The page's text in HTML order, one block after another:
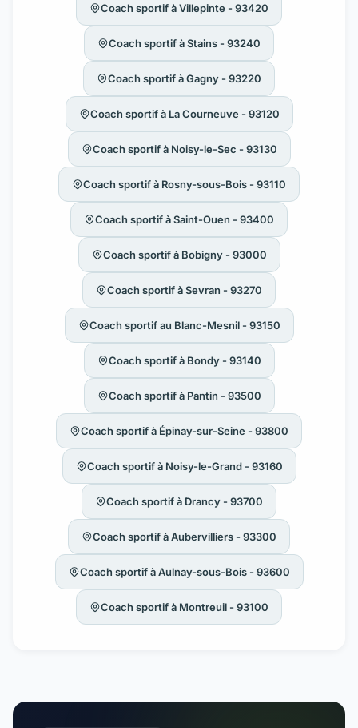
Coach sportif à Villepinte - 93420
Coach sportif à Stains - 93240
Coach sportif à Gagny - 93220
Coach sportif à La Courneuve - 93120
Coach sportif à Noisy-le-Sec - 93130
Coach sportif à Rosny-sous-Bois - 93110
Coach sportif à Saint-Ouen - 93400
Coach sportif à Bobigny - 93000
Coach sportif à Sevran - 93270
Coach sportif au Blanc-Mesnil - 93150
Coach sportif à Bondy - 93140
Coach sportif à Pantin - 93500
Coach sportif à Épinay-sur-Seine - 93800
Coach sportif à Noisy-le-Grand - 93160
Coach sportif à Drancy - 93700
Coach sportif à Aubervilliers - 93300
Coach sportif à Aulnay-sous-Bois - 93600
Coach sportif à Montreuil - 93100